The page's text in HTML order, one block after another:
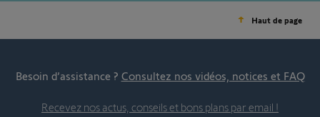
Haut de page
Besoin d’assistance ? Consultez nos vidéos, notices et FAQ
Recevez nos actus, conseils et bons plans par email !